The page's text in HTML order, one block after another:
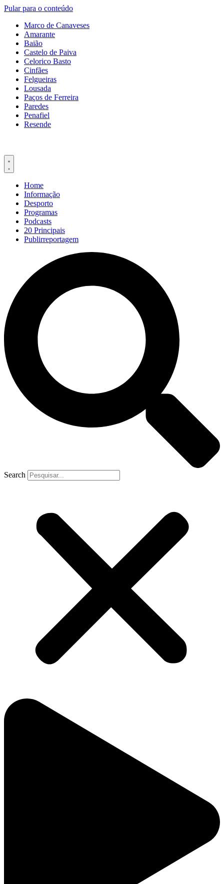
Pular para o conteúdo
Marco de Canaveses
Amarante
Baião
Castelo de Paiva
Celorico Basto
Cinfães
Felgueiras
Lousada
Paços de Ferreira
Paredes
Penafiel
Resende
Home
Informação
Desporto
Programas
Podcasts
20 Principais
Publirreportagem
Search